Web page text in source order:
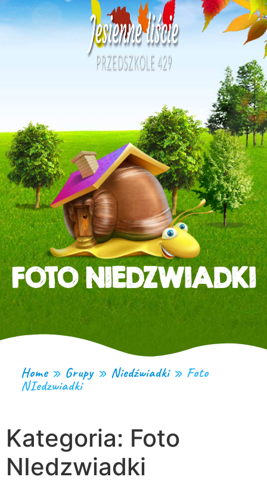
FOTO NIEDZWIADKI
Home» Grupy» Niedźwiadki» Foto
NIedzwiadki
Kategoria: Foto
NIedzwiadki